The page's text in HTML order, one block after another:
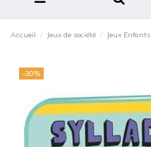
Accueil Jeux de société Jeux Enfants
-30%